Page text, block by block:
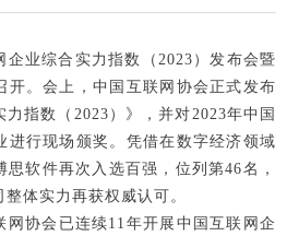
企业综合实力指数（2023）发布会暨
开。会上，中国互联网协会正式发布
指数（2023）》，并对2023年中国
进行现场颁奖。凭借在数字经济领域
软件再次入选百强，位列第46名，
体实力再获权威认可。
网协会已连续11年开展中国互联网企